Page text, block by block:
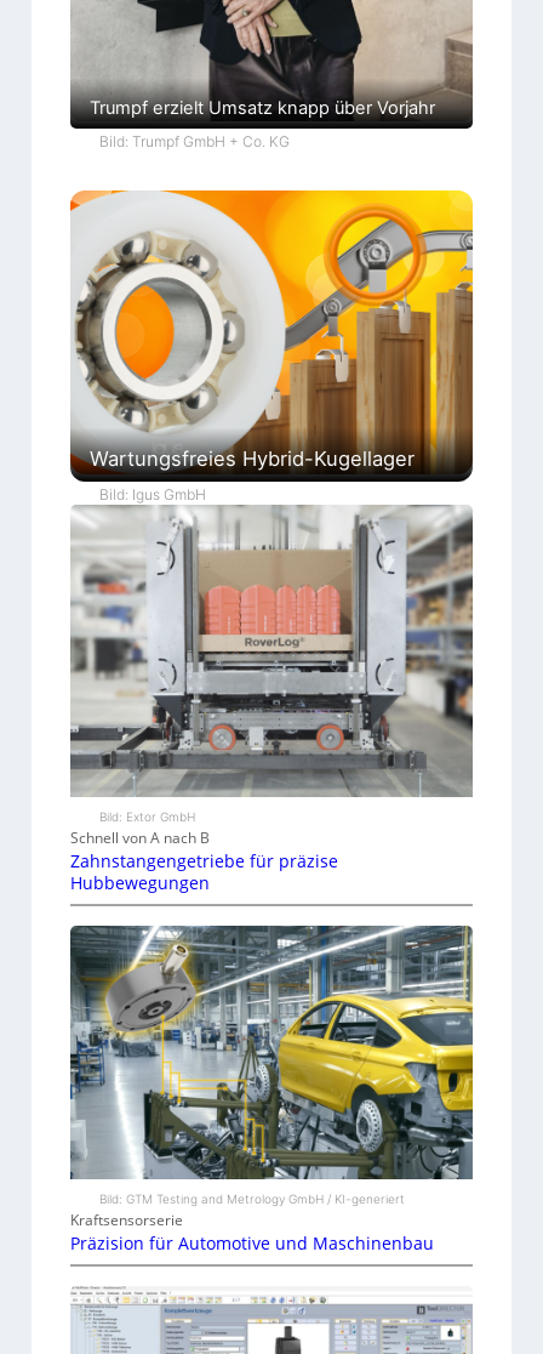
Trumpf erzielt Umsatz knapp über Vorjahr
Bild: Trumpf GmbH + Co. KG
Wartungsfreies Hybrid-Kugellager
Bild: Igus GmbH
Bild: Extor GmbH
Schnell von A nach B
Zahnstangengetriebe für präzise
Hubbewegungen
Bild: GTM Testing and Metrology GmbH / KI-generiert
Kraftsensorserie
Präzision für Automotive und Maschinenbau